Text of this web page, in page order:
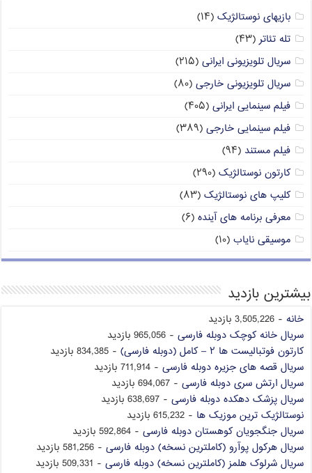
بازیهای نوستالژیک (۱۴)
تله تئاتر (۴۳)
سریال تلویزیونی ایرانی (۲۱۵)
سریال تلویزیونی خارجی (۸۰)
فیلم سینمایی ایرانی (۴۰۵)
فیلم سینمایی خارجی (۳۸۹)
فیلم مستند (۹۴)
کارتون نوستالژیک (۲۹۰)
کلیپ های نوستالژیک (۸۳)
معرفی برنامه های آینده (۶)
موسیقی نایاب (۱۰)
بیشترین بازدید
خانه - 3,505,226 بازدید
سریال خانه کوچک دوبله فارسی - 965,056 بازدید
کارتون فوتبالیست ها ۲ – کامل (دوبله فارسی)
- 834,385 بازدید
سریال قصه های جزیره دوبله فارسی - 711,914 بازدید
سریال ارتش سری دوبله فارسی - 694,067 بازدید
سریال پزشک دهکده دوبله فارسی - 638,697 بازدید
نوستالژیک ترین موزیک ها - 615,232 بازدید
سریال جنگجویان کوهستان دوبله فارسی - 592,864 بازدید
سریال هرکول پوآرو (کاملترین نسخه) دوبله فارسی - 581,256 بازدید
سریال شرلوک هلمز (کاملترین نسخه) دوبله فارسی - 509,331 بازدید